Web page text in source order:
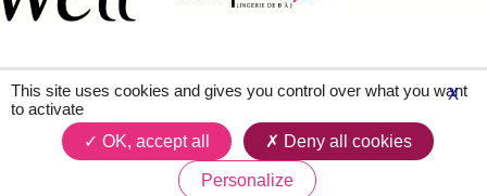
Plan du site Contacts Légal & crédits
X
This site uses cookies and gives you control over what you want
to activate
OK, accept all
Deny all cookies
Personalize